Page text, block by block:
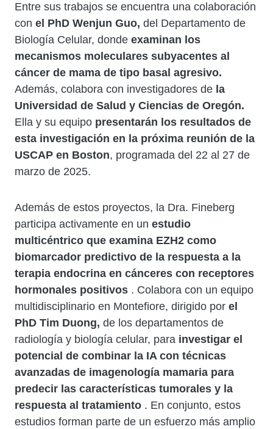
Entre sus trabajos se encuentra una colaboración
con el PhD Wenjun Guo, del Departamento de
Biología Celular, donde examinan los
mecanismos moleculares subyacentes al
cáncer de mama de tipo basal agresivo.
Además, colabora con investigadores de la
Universidad de Salud y Ciencias de Oregón.
Ella y su equipo presentarán los resultados de
esta investigación en la próxima reunión de la
USCAP en Boston, programada del 22 al 27 de
marzo de 2025.
Además de estos proyectos, la Dra. Fineberg
participa activamente en un estudio
multicéntrico que examina EZH2 como
biomarcador predictivo de la respuesta a la
terapia endocrina en cánceres con receptores
hormonales positivos . Colabora con un equipo
multidisciplinario en Montefiore, dirigido por el
PhD Tim Duong, de los departamentos de
radiología y biología celular, para investigar el
potencial de combinar la IA con técnicas
avanzadas de imagenología mamaria para
predecir las características tumorales y la
respuesta al tratamiento . En conjunto, estos
estudios forman parte de un esfuerzo más amplio